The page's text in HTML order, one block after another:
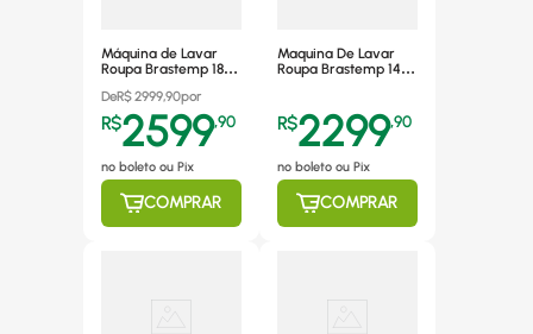
Máquina de Lavar
Roupa Brastemp 18kg
DeR$2999,90por
R$2599,90
no boleto ou Pix
COMPRAR
Maquina De Lavar
Roupa Brastemp 14kg
R$2299,90
no boleto ou Pix
COMPRAR